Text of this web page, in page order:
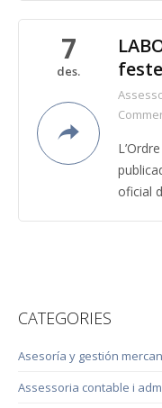
7
des.
oficial
CATEGORIES
Asesoría y gestión
Assessoria contable i